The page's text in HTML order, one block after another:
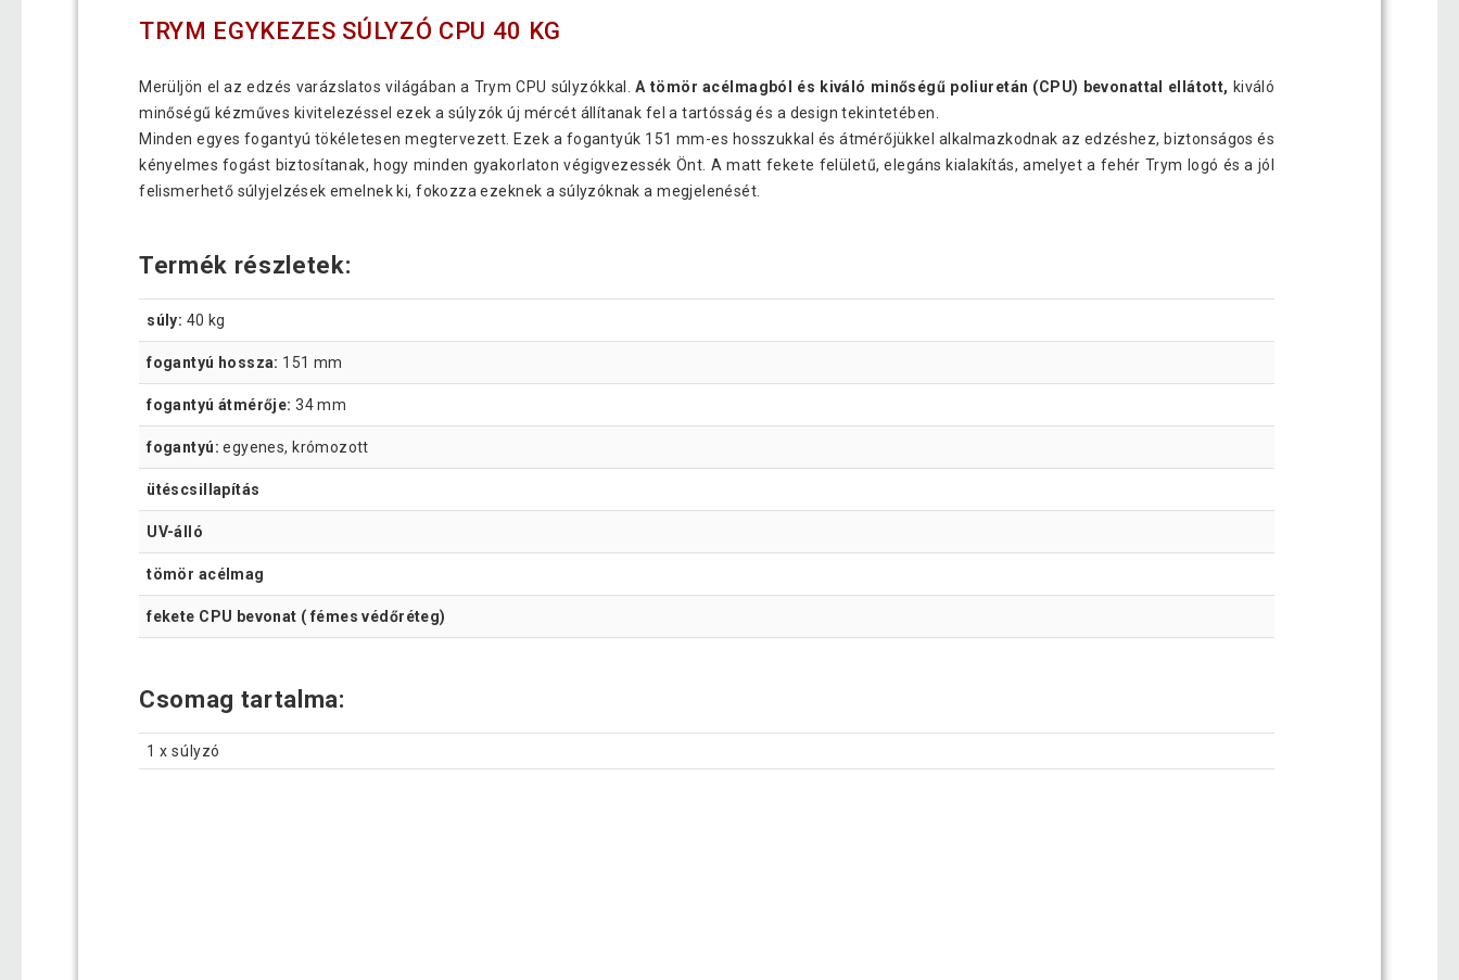
TRYM EGYKEZES SÚLYZÓ CPU 40 KG
Merüljön el az edzés varázslatos világában a Trym CPU súlyzókkal.A tömör acélmagból és kiváló minőségű poliuretán (CPU) bevonattal ellátott, kiváló
minőségű kézműves kivitelezéssel ezek a súlyzók új mércét állítanak fel a tartósság és a design tekintetében.
Minden egyes fogantyú tökéletesen megtervezett. Ezek a fogantyúk 151 mm-es hosszukkal és átmérőjükkel alkalmazkodnak az edzéshez, biztonságos és
kényelmes fogást biztosítanak, hogy minden gyakorlaton végigvezessék Önt. A matt fekete felületű, elegáns kialakítás, amelyet a fehér Trym logó és a jól
felismerhető súlyjelzések emelnek ki, fokozza ezeknek a súlyzóknak a megjelenését.
Termék részletek:
súly: 40 kg
fogantyú hossza: 151 mm
fogantyú átmérője: 34 mm
fogantyú: egyenes, krómozott
ütéscsillapítás
UV-álló
tömör acélmag
fekete CPU bevonat ( fémes védőréteg)
Csomag tartalma:
1 x súlyzó